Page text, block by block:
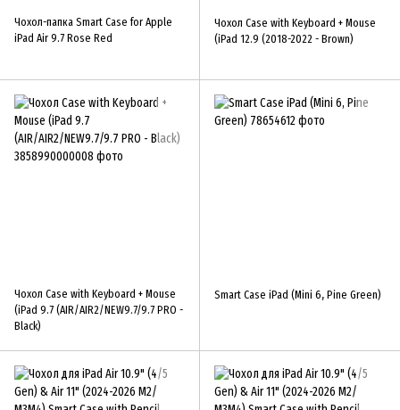
Чохол-папка Smart Case for Apple
iPad Air 9.7 Rose Red
Чохол Case with Keyboard + Mouse
(iPad 12.9 (2018-2022 - Brown)
Чохол Case with Keyboard + Mouse
(iPad 9.7 (AIR/AIR2/NEW9.7/9.7 PRO -
Black)
Smart Case iPad (Mini 6, Pine Green)